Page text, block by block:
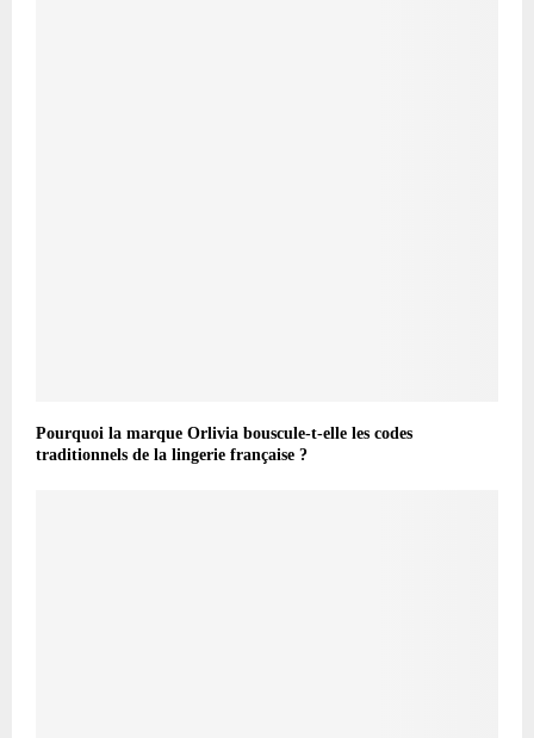
Pourquoi la marque Orlivia bouscule-t-elle les codes
traditionnels de la lingerie française ?